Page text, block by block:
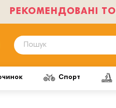
РЕКОМЕНДОВАНІ
Спорт